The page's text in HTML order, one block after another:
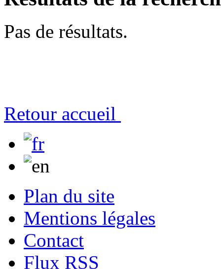
Pas de résultats.
Retour accueil
Plan du site
Mentions légales
Contact
Flux RSS